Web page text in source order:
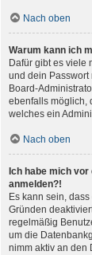
Nach oben
Warum kann ich
Dafür gibt es viele
und dein Passwort
Board-
ebenfalls möglich,
welches ein
Nach oben
Ich habe mich
anmelden?!
Es kann sein,
Gründen
regelmäßig
um die
nimm aktiv an den